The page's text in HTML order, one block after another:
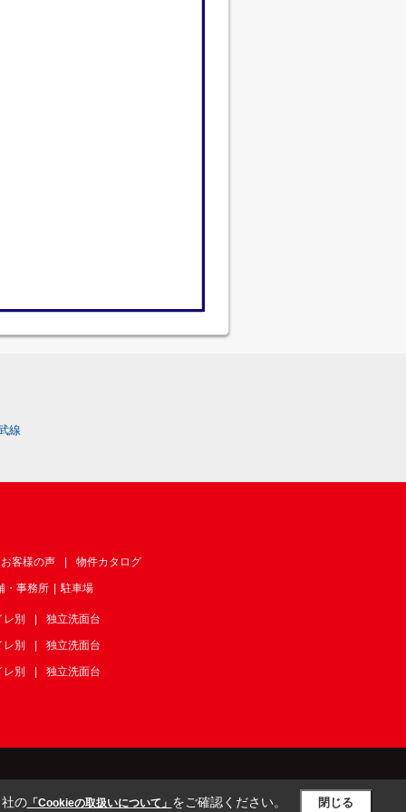
線
お客様の声 物件カタログ
・事務所 駐車場
別 独立洗面台
別 独立洗面台
別 独立洗面台
の「Cookieの取扱いについて」 をご確認ください。 閉じる